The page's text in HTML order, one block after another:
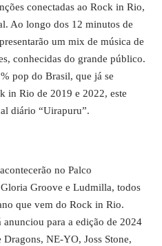
conectadas ao Rock in Rio,
Ao longo dos 12 minutos de
um mix de música de
conhecidas do grande público.
pop do Brasil, que já se
in Rio de 2019 e 2022, este
diário “Uirapuru”.
no Palco
Groove e Ludmilla, todos
que vem do Rock in Rio.
para a edição de 2024
Dragons, NE-YO, Joss Stone,